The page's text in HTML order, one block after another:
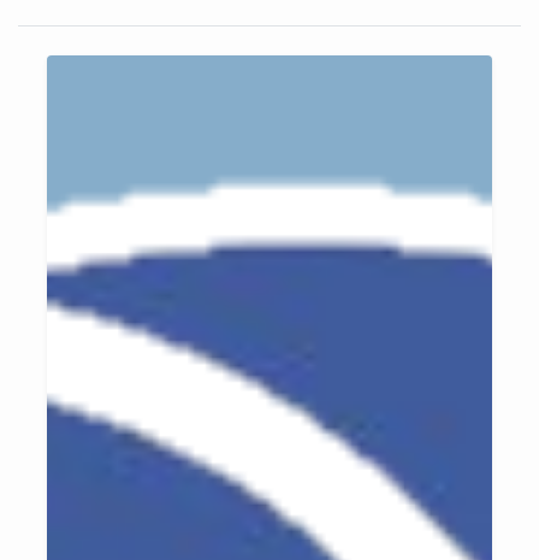
formas de valorizar e fortalecer a produção familiar orgânica e